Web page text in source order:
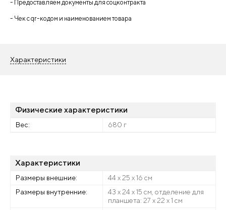
- Предоставляем документы для соцконтракта
- Чек с qr-кодом и наименованием товара
Характеристики
Физические характеристики
Вес: 680 г
Характеристики
Размеры внешние:
44 х 25 х 16 см
Размеры внутренние:
43 х 24 х 15 см, отделение для
планшета: 27 х 22 х 1 см